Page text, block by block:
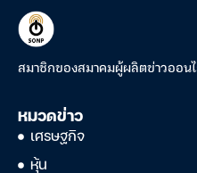
สมาชิกของสมาคมผู้ผลิตข่าวออน
หมวดข่าว
เศรษฐกิจ
หุ้น